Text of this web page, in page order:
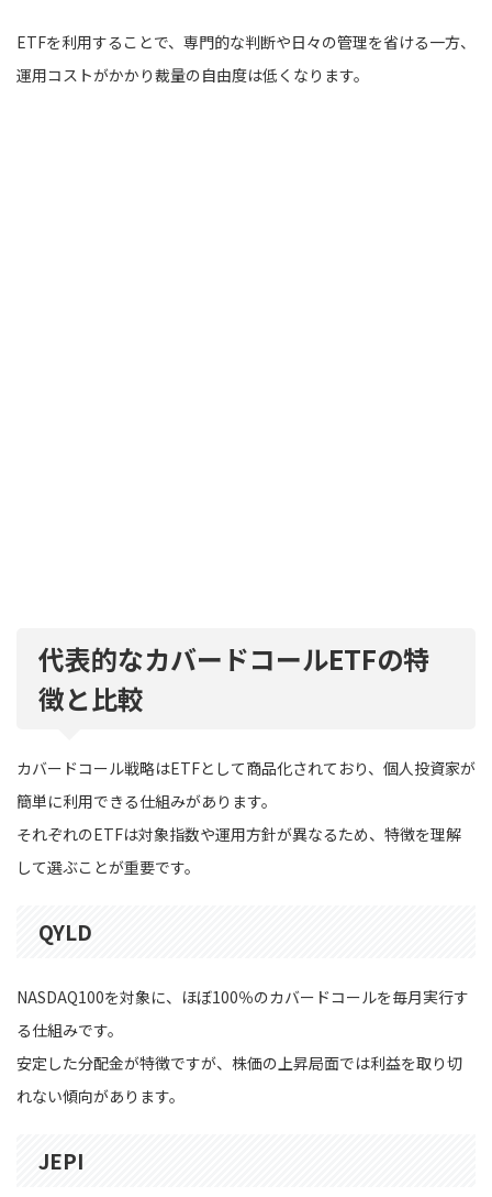
ETFを利用することで、専門的な判断や日々の管理を省ける一方、
運用コストがかかり裁量の自由度は低くなります。
代表的なカバードコールETFの特
徴と比較
カバードコール戦略はETFとして商品化されており、個人投資家が
簡単に利用できる仕組みがあります。
それぞれのETFは対象指数や運用方針が異なるため、特徴を理解
して選ぶことが重要です。
QYLD
NASDAQ100を対象に、ほぼ100％のカバードコールを毎月実行す
る仕組みです。
安定した分配金が特徴ですが、株価の上昇局面では利益を取り切
れない傾向があります。
JEPI